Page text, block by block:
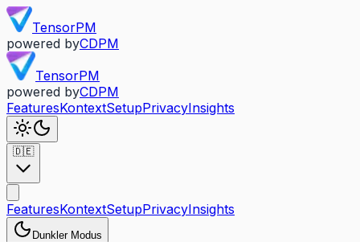
TensorPM
powered byCDPM
TensorPM
powered byCDPM
FeaturesKontextSetupPrivacyInsights
🇩🇪
FeaturesKontextSetupPrivacyInsights
Dunkler Modus